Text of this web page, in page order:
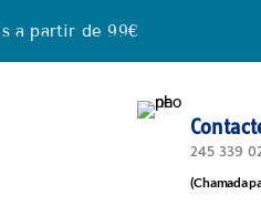
a partir de 99€
245 339
(Chamada